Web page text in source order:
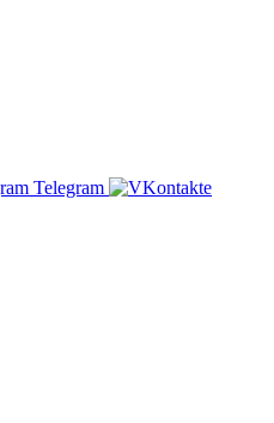
Telegram